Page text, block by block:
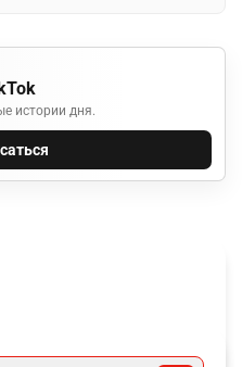
истории дня.